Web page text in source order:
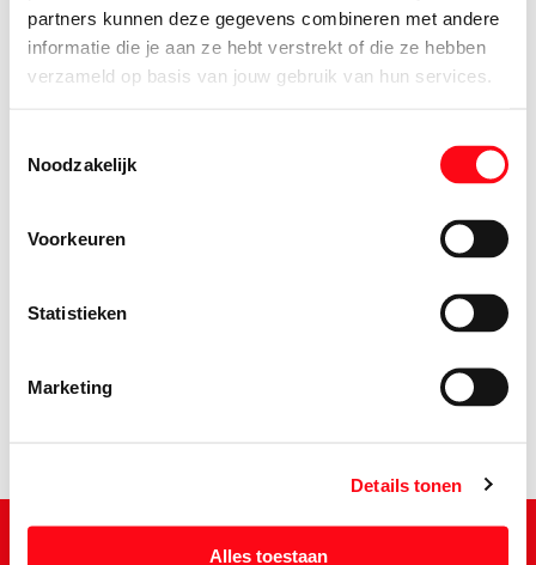
partners kunnen deze gegevens combineren met andere
informatie die je aan ze hebt verstrekt of die ze hebben
verzameld op basis van jouw gebruik van hun services.
Noodzakelijk
Voorkeuren
Statistieken
Marketing
Details tonen
Alles toestaan
1.67